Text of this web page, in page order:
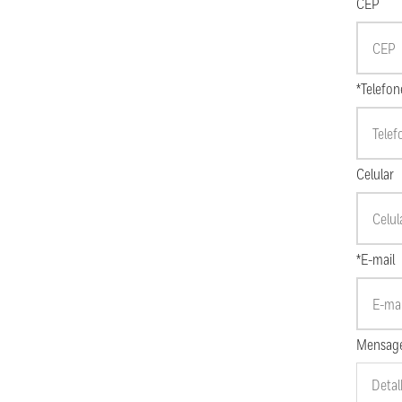
CEP
Celular
*E-mail